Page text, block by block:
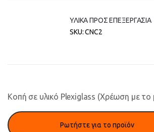
ΥΛΙΚΑ ΠΡΟΣ ΕΠΕΞΕΡΓΑΣΙΑ
SKU:CNC2
Κοπή σε υλικό Plexiglass (Χρέωση με το